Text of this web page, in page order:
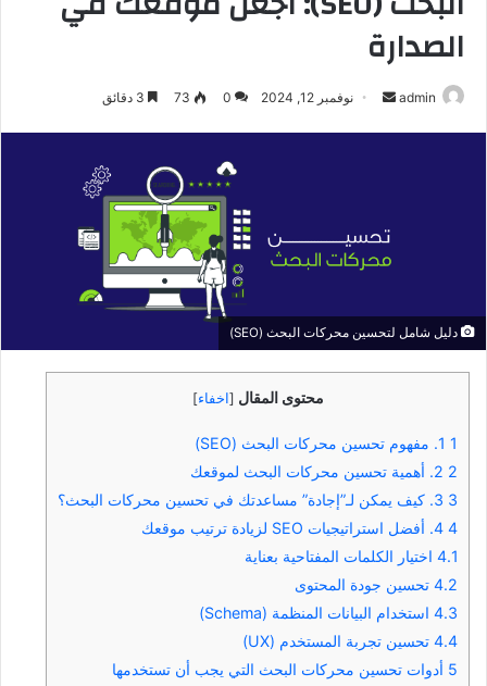
الصدارة
admin
أرسل نوفمبر 12, 2024 0
73
دليل شامل لتحسين محركات البحث (SEO)
محتوى المقال [اخفاء]
1
2
3
4
4.1 اختيار الكلمات المفتاحية بعناية
4.2 تحسين جودة المحتوى
4.3 استخدام البيانات المنظمة (Schema)
4.4 تحسين تجربة المستخدم (UX)
5 أدوات تحسين محركات البحث التي يجب أن تستخدمها